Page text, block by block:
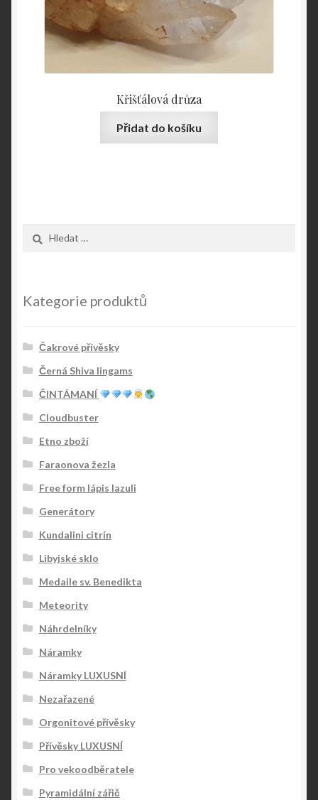
Křišťálová drůza
Přidat do košíku
Kategorie produktů
Čakrové přívěsky
Černá Shiva lingams
ČINTÁMANÍ
Cloudbuster
Etno zboží
Faraonova žezla
Free form lápis lazuli
Generátory
Kundalini citrín
Libyjské sklo
Medaile sv. Benedikta
Meteority
Náhrdelníky
Náramky
Náramky LUXUSNÍ
Nezařazené
Orgonitové přívěsky
Přívěsky LUXUSNÍ
Pro vekoodběratele
Pyramidální zářič